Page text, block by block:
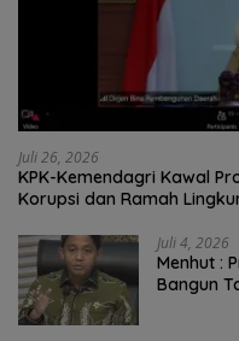
Juli 26, 2026
KPK-Kemendagri Kawal
Korupsi dan Ramah
Juli 4, 2026
Menhut :
Bangun